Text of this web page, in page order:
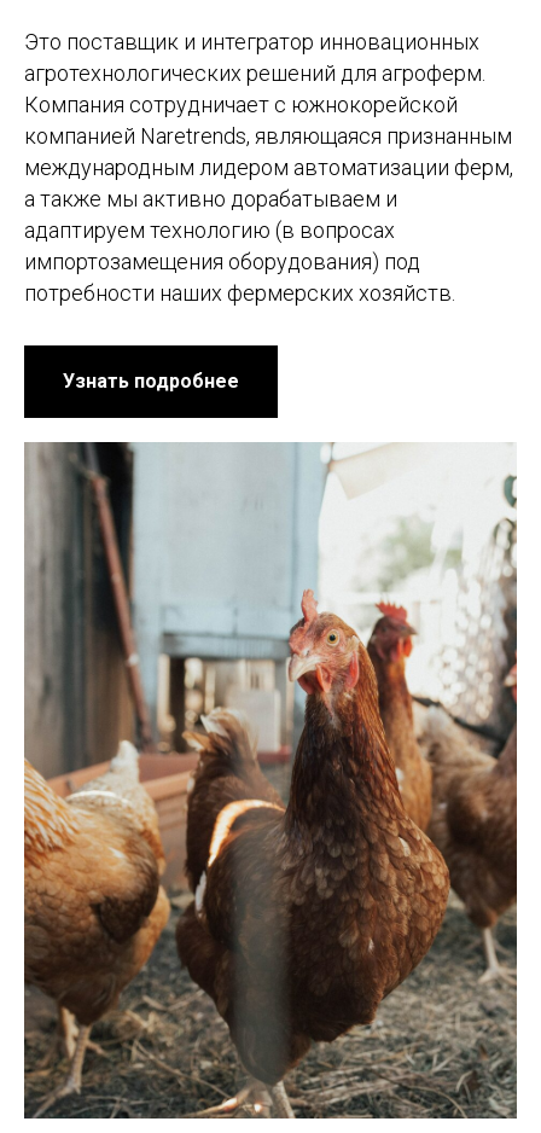
Это поставщик и интегратор инновационных
агротехнологических решений для агроферм.
Компания сотрудничает с южнокорейской
компанией Naretrends, являющаяся признанным
международным лидером автоматизации ферм,
а также мы активно дорабатываем и
адаптируем технологию (в вопросах
импортозамещения оборудования) под
потребности наших фермерских хозяйств.
Узнать подробнее